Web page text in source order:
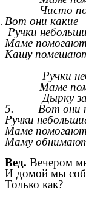
Чисто
Вот они какие
Ручки
Маме
Кашу
Ручки
Маме
Дырку
5. Вот они
Ручки
Маме
Маму
Вед. Вечером
И домой мы
Только как?